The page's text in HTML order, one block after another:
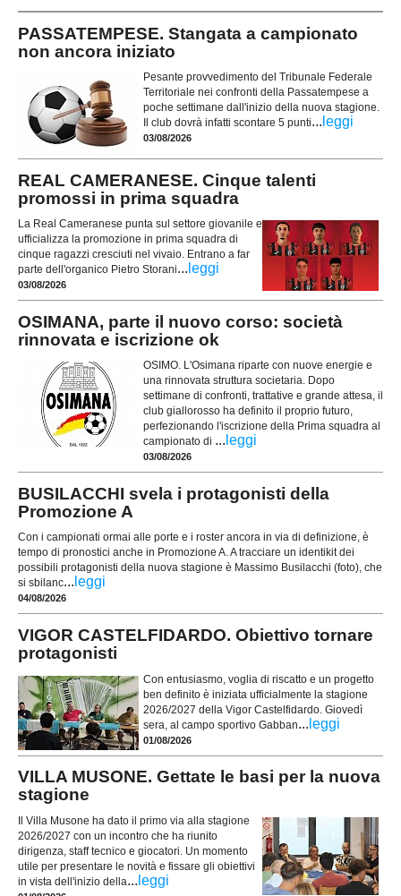
PASSATEMPESE. Stangata a campionato
non ancora iniziato
Pesante provvedimento del Tribunale Federale
Territoriale nei confronti della Passatempese a
poche settimane dall'inizio della nuova stagione.
Il club dovrà infatti scontare 5 punti... leggi
03/08/2026
REAL CAMERANESE. Cinque talenti
promossi in prima squadra
La Real Cameranese punta sul settore giovanile e
ufficializza la promozione in prima squadra di
cinque ragazzi cresciuti nel vivaio. Entrano a far
parte dell'organico Pietro Storani... leggi
03/08/2026
OSIMANA, parte il nuovo corso: società
rinnovata e iscrizione ok
OSIMO. L'Osimana riparte con nuove energie e
una rinnovata struttura societaria. Dopo
settimane di confronti, trattative e grande attesa, il
club giallorosso ha definito il proprio futuro,
perfezionando l'iscrizione della Prima squadra al
campionato di ... leggi
03/08/2026
BUSILACCHI svela i protagonisti della
Promozione A
Con i campionati ormai alle porte e i roster ancora in via di definizione, è
tempo di pronostici anche in Promozione A. A tracciare un identikit dei
possibili protagonisti della nuova stagione è Massimo Busilacchi (foto), che
si sbilanc... leggi
04/08/2026
VIGOR CASTELFIDARDO. Obiettivo tornare
protagonisti
Con entusiasmo, voglia di riscatto e un progetto
ben definito è iniziata ufficialmente la stagione
2026/2027 della Vigor Castelfidardo. Giovedì
sera, al campo sportivo Gabban... leggi
01/08/2026
VILLA MUSONE. Gettate le basi per la nuova
stagione
Il Villa Musone ha dato il primo via alla stagione
2026/2027 con un incontro che ha riunito
dirigenza, staff tecnico e giocatori. Un momento
utile per presentare le novità e fissare gli obiettivi
in vista dell'inizio della... leggi